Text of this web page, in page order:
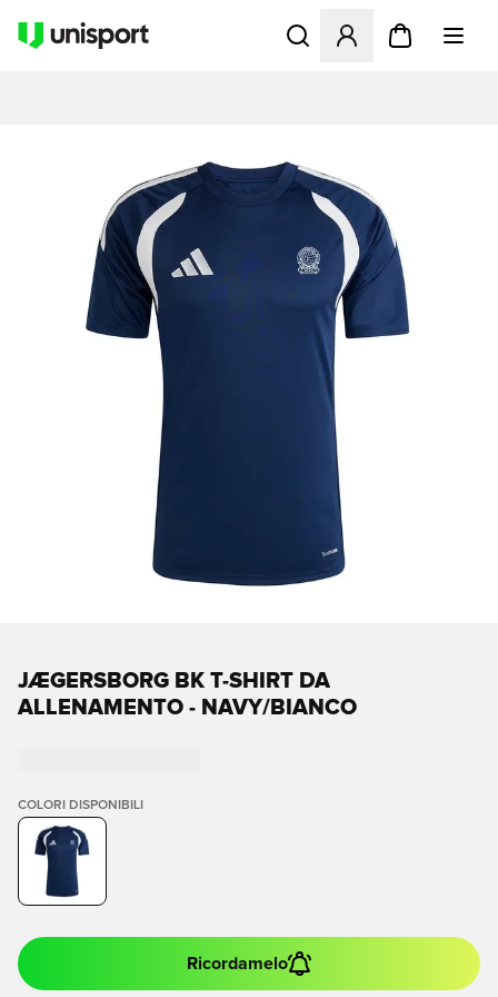
Apre una finestra modale
JÆGERSBORG BK T-SHIRT DA
ALLENAMENTO - NAVY/BIANCO
COLORI DISPONIBILI
Ricordamelo